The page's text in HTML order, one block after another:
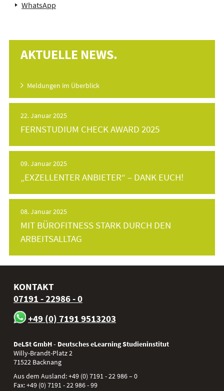
WhatsApp
AKTUELLE NEWS.
Meldungen im Überblick
22. Januar 2025
FERNSTUDIUM CHECK AWARD 2025
09. Januar 2025
„EXZELLENTER ANBIETER“ – DANK EUCH!
08. Januar 2025
MIT BÜROFITNESS STARK DURCH DEN
ARBEITSALLTAG
KONTAKT
07191 - 22986 - 0
+49 (0) 7191 9513203
DeLSt GmbH - Deutsches eLearning Studieninstitut
Willy-Brandt-Platz 2
71522 Backnang
Aus dem Ausland:+49 (0) 7191 - 22 986 – 0
Fax:+49 (0) 7191 - 22 986 - 99